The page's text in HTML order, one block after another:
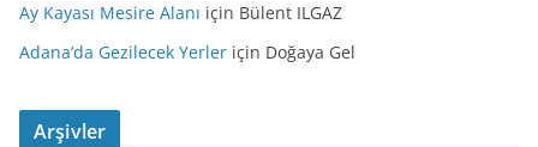
Ay Kayası Mesire Alanı için Bülent ILGAZ
Adana’da Gezilecek Yerler için Doğaya Gel
Arşivler